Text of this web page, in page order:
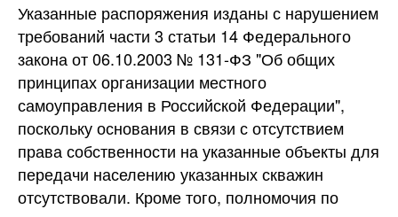
Указанные распоряжения изданы с нарушением
требований части 3 статьи 14 Федерального
закона от 06.10.2003 № 131-ФЗ "Об общих
принципах организации местного
самоуправления в Российской Федерации",
поскольку основания в связи с отсутствием
права собственности на указанные объекты для
передачи населению указанных скважин
отсутствовали. Кроме того, полномочия по